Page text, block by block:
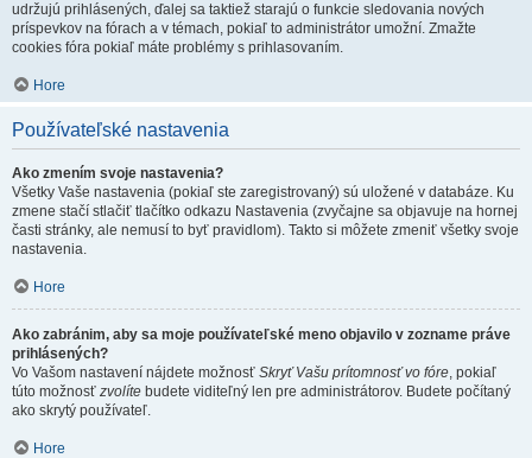
udržujú prihlásených, ďalej sa taktiež starajú o funkcie sledovania nových
príspevkov na fórach a v témach, pokiaľ to administrátor umožní. Zmažte
cookies fóra pokiaľ máte problémy s prihlasovaním.
Hore
Používateľské nastavenia
Ako zmením svoje nastavenia?
Všetky Vaše nastavenia (pokiaľ ste zaregistrovaný) sú uložené v databáze. Ku
zmene stačí stlačiť tlačítko odkazu Nastavenia (zvyčajne sa objavuje na hornej
časti stránky, ale nemusí to byť pravidlom). Takto si môžete zmeniť všetky svoje
nastavenia.
Hore
Ako zabránim, aby sa moje používateľské meno objavilo v zozname práve
prihlásených?
Vo Vašom nastavení nájdete možnosť Skryť Vašu prítomnosť vo fóre, pokiaľ
túto možnosť zvolíte budete viditeľný len pre administrátorov. Budete počítaný
ako skrytý používateľ.
Hore